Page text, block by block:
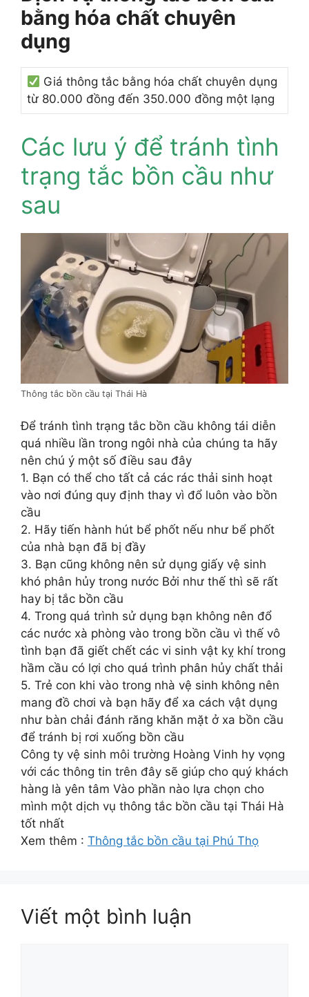
bằng hóa chất chuyên
dụng
Giá thông tắc bằng hóa chất chuyên dụng
từ 80.000 đồng đến 350.000 đồng một lạng
Các lưu ý để tránh tình
trạng tắc bồn cầu như
sau
Thông tắc bồn cầu tại Thái Hà
Để tránh tình trạng tắc bồn cầu không tái diễn
quá nhiều lần trong ngôi nhà của chúng ta hãy
nên chú ý một số điều sau đây
1. Bạn có thể cho tất cả các rác thải sinh hoạt
vào nơi đúng quy định thay vì đổ luôn vào bồn
cầu
2. Hãy tiến hành hút bể phốt nếu như bể phốt
của nhà bạn đã bị đầy
3. Bạn cũng không nên sử dụng giấy vệ sinh
khó phân hủy trong nước Bởi như thế thì sẽ rất
hay bị tắc bồn cầu
4. Trong quá trình sử dụng bạn không nên đổ
các nước xà phòng vào trong bồn cầu vì thế vô
tình bạn đã giết chết các vi sinh vật kỵ khí trong
hầm cầu có lợi cho quá trình phân hủy chất thải
5. Trẻ con khi vào trong nhà vệ sinh không nên
mang đồ chơi và bạn hãy để xa cách vật dụng
như bàn chải đánh răng khăn mặt ở xa bồn cầu
để tránh bị rơi xuống bồn cầu
Công ty vệ sinh môi trường Hoàng Vinh hy vọng
với các thông tin trên đây sẽ giúp cho quý khách
hàng là yên tâm Vào phần nào lựa chọn cho
mình một dịch vụ thông tắc bồn cầu tại Thái Hà
tốt nhất
Xem thêm : Thông tắc bồn cầu tại Phú Thọ
Viết một bình luận